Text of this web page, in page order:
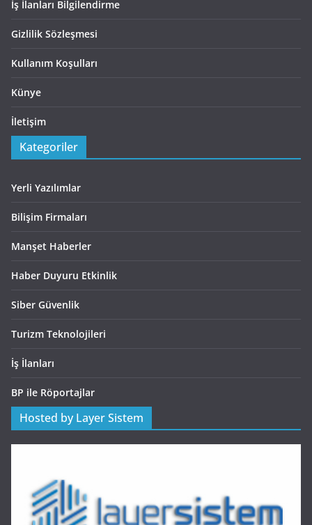
İş İlanları Bilgilendirme
Gizlilik Sözleşmesi
Kullanım Koşulları
Künye
İletişim
Kategoriler
Yerli Yazılımlar
Bilişim Firmaları
Manşet Haberler
Haber Duyuru Etkinlik
Siber Güvenlik
Turizm Teknolojileri
İş İlanları
BP ile Röportajlar
Hosted by Layer Sistem